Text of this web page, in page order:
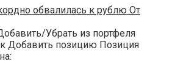
обвалилась к рублю От
Убрать из портфеля
Добавить позицию Позиция